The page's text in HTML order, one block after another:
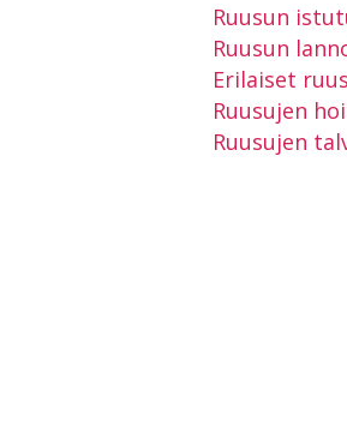
Ruusun
Ruusun
Erilaiset
Ruusujen
Ruusujen